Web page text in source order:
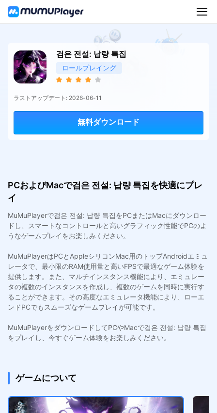
검은 전설: 납량 특집
ロールプレイング
ラストアップデート: 2026-06-11
無料ダウンロード
PCおよびMacで검은 전설: 납량 특집を快適にプレ
イ
MuMuPlayerで검은 전설: 납량 특집をPCまたはMacにダウンロー
ドし、スマートなコントロールと高いグラフィック性能でPCのよ
うなゲームプレイをお楽しみください。
MuMuPlayerはPCとAppleシリコンMac用のトップAndroidエミュ
レータで、最小限のRAM使用量と高いFPSで最適なゲーム体験を
提供します。また、マルチインスタンス機能により、エミュレー
タの複数のインスタンスを作成し、複数のゲームを同時に実行す
ることができます。その高度なエミュレータ機能により、ローエ
ンドPCでもスムーズなゲームプレイが可能です。
MuMuPlayerをダウンロードしてPCやMacで검은 전설: 납량 특집
をプレイし、今すぐゲーム体験をお楽しみください。
ゲームについて